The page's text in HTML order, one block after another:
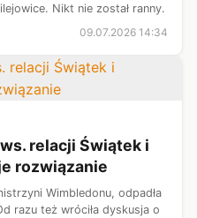
Nikt nie został ranny.
09.07.2026 14:34
relacji Świątek i
rozwiązanie
Wimbledonu, odpadła
razu też wróciła dyskusja o